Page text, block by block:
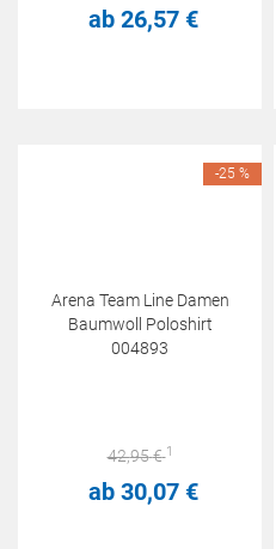
ab 26,57 €
Arena Team Line Damen
Baumwoll Poloshirt
004893
42,95€ 1
ab 30,07 €
-25 %